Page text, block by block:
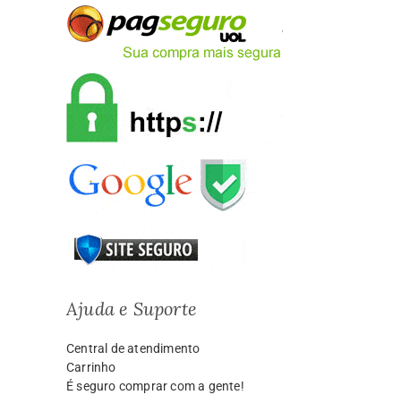
Ajuda e Suporte
Central de atendimento
Carrinho
É seguro comprar com a gente!